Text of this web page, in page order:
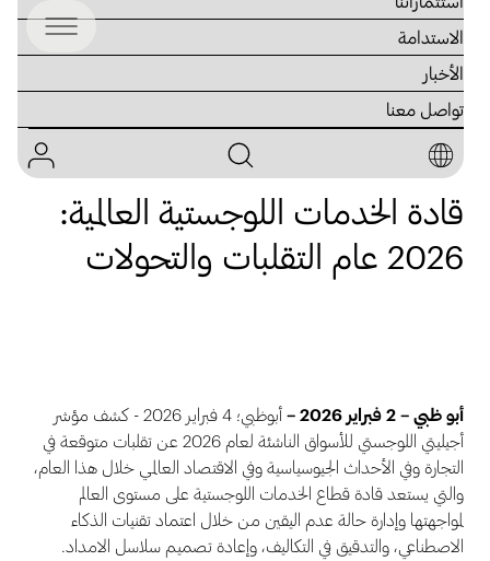
الاستدامة
الأخبار
تواصل معنا
4 فبراير 2026
قادة الخدمات اللوجستية العالمية:
2026 عام التقلبات والتحولات
أبو ظبي – 2 فبراير 2026 –
أبوظبي؛ 4 فبراير 2026 - كشف مؤشر
أجيليتي اللوجستي للأسواق الناشئة لعام 2026 عن تقلبات متوقعة في
التجارة وفي الأحداث الجيوسياسية وفي الاقتصاد العالمي خلال هذا العام،
والتي يستعد قادة قطاع الخدمات اللوجستية على مستوى العالم
لمواجهتها وإدارة حالة عدم اليقين من خلال اعتماد تقنيات الذكاء
الاصطناعي، والتدقيق في التكاليف، وإعادة تصميم سلاسل الامداد.